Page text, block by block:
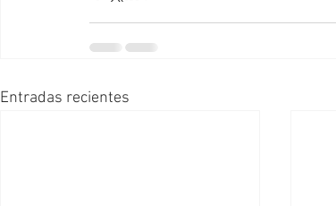
Entradas recientes